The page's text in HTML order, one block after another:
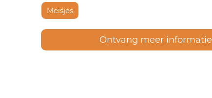
Meisjes
Ontvang meer informatie